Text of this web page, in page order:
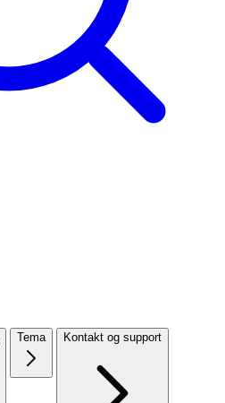
Tema Kontakt og support